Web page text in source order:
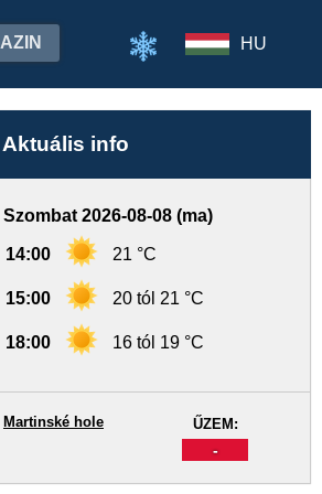
HU
Aktuális info
Szombat 2026-08-08 (ma)
14:00 21 °C
15:00 20 tól 21 °C
18:00 16 tól 19 °C
ŰZEM:
-
Martinské hole